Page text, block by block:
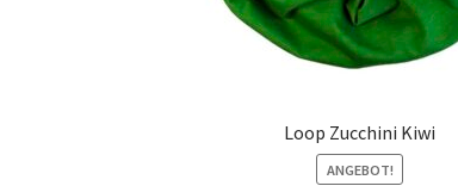
Loop Zucchini Kiwi
ANGEBOT!